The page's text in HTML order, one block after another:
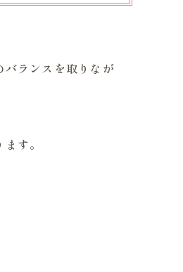
ランスを取りなが
す。